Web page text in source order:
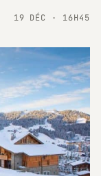
19 DÉC · 16H45